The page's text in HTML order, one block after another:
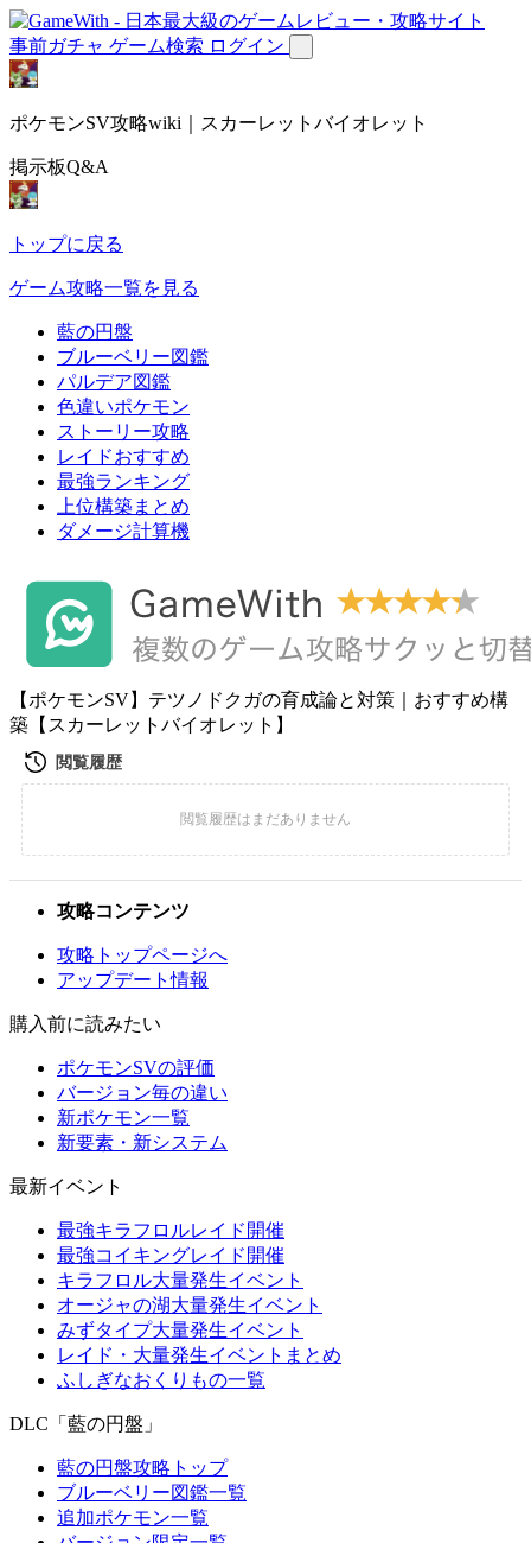
事前ガチャ ゲーム検索 ログイン
ポケモンSV攻略wiki｜スカーレットバイオレット
掲示板Q&A
トップに戻る
ゲーム攻略一覧を見る
藍の円盤
ブルーベリー図鑑
パルデア図鑑
色違いポケモン
ストーリー攻略
レイドおすすめ
最強ランキング
上位構築まとめ
ダメージ計算機
【ポケモンSV】テツノドクガの育成論と対策｜おすすめ構
築【スカーレットバイオレット】
攻略コンテンツ
攻略トップページへ
アップデート情報
購入前に読みたい
ポケモンSVの評価
バージョン毎の違い
新ポケモン一覧
新要素・新システム
最新イベント
最強キラフロルレイド開催
最強コイキングレイド開催
キラフロル大量発生イベント
オージャの湖大量発生イベント
みずタイプ大量発生イベント
レイド・大量発生イベントまとめ
ふしぎなおくりもの一覧
DLC「藍の円盤」
藍の円盤攻略トップ
ブルーベリー図鑑一覧
追加ポケモン一覧